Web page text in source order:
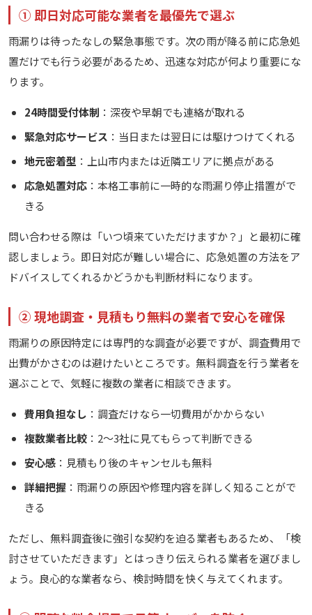
① 即日対応可能な業者を最優先で選ぶ
雨漏りは待ったなしの緊急事態です。次の雨が降る前に応急処
置だけでも行う必要があるため、迅速な対応が何より重要にな
ります。
24時間受付体制 ：深夜や早朝でも連絡が取れる
緊急対応サービス ：当日または翌日には駆けつけてくれる
地元密着型 ：上山市内または近隣エリアに拠点がある
応急処置対応：本格工事前に一時的な雨漏り停止措置がで
きる
問い合わせる際は「いつ頃来ていただけますか？」と最初に確
認しましょう。即日対応が難しい場合に、応急処置の方法をア
ドバイスしてくれるかどうかも判断材料になります。
② 現地調査・見積もり無料の業者で安心を確保
雨漏りの原因特定には専門的な調査が必要ですが、調査費用で
出費がかさむのは避けたいところです。無料調査を行う業者を
選ぶことで、気軽に複数の業者に相談できます。
費用負担なし ：調査だけなら一切費用がかからない
複数業者比較：2〜3社に見てもらって判断できる
安心感：見積もり後のキャンセルも無料
詳細把握：雨漏りの原因や修理内容を詳しく知ることがで
きる
ただし、無料調査後に強引な契約を迫る業者もあるため、「検
討させていただきます」とはっきり伝えられる業者を選びまし
ょう。良心的な業者なら、検討時間を快く与えてくれます。